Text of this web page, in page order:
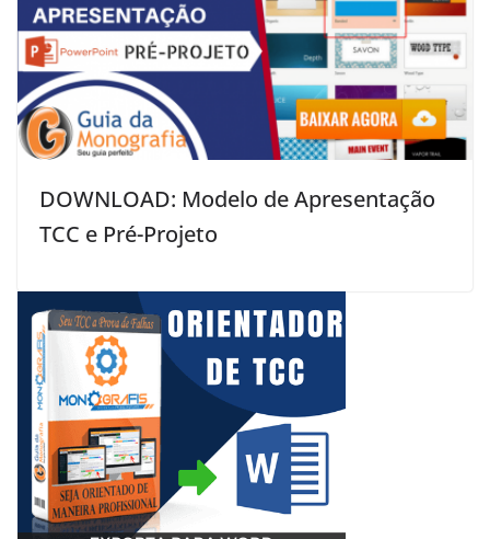
DOWNLOAD: Modelo de Apresentação
TCC e Pré-Projeto